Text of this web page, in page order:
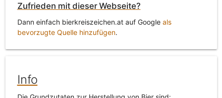
Zufrieden mit dieser Webseite?
Dann einfach bierkreiszeichen.at auf Google als
bevorzugte Quelle hinzufügen.
Info